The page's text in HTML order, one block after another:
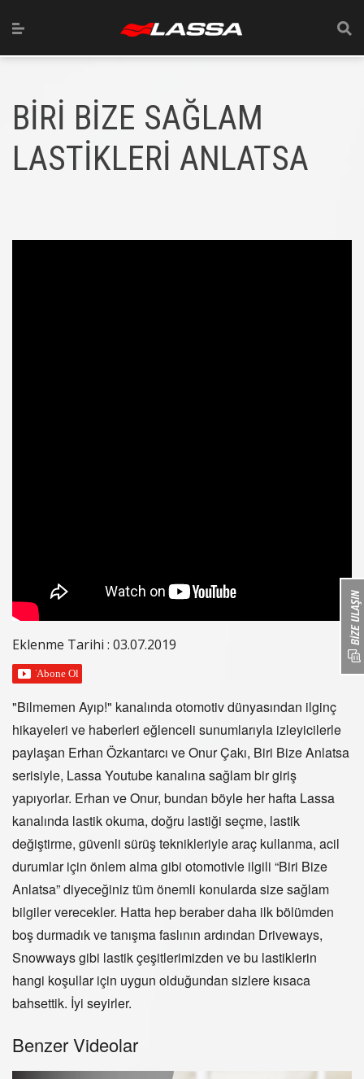
BİRİ BİZE SAĞLAM
LASTİKLERİ ANLATSA
Eklenme Tarihi : 03.07.2019
"Bilmemen Ayıp!" kanalında otomotiv dünyasından ilginç
hikayeleri ve haberleri eğlenceli sunumlarıyla izleyicilerle
paylaşan Erhan Özkantarcı ve Onur Çakı, Biri Bize Anlatsa
serisiyle, Lassa Youtube kanalına sağlam bir giriş
yapıyorlar. Erhan ve Onur, bundan böyle her hafta Lassa
kanalında lastik okuma, doğru lastiği seçme, lastik
değiştirme, güvenli sürüş teknikleriyle araç kullanma, acil
durumlar için önlem alma gibi otomotivle ilgili “Biri Bize
Anlatsa” diyeceğiniz tüm önemli konularda size sağlam
bilgiler verecekler. Hatta hep beraber daha ilk bölümden
boş durmadık ve tanışma faslının ardından Driveways,
Snowways gibi lastik çeşitlerimizden ve bu lastiklerin
hangi koşullar için uygun olduğundan sizlere kısaca
bahsettik. İyi seyirler.
Benzer Videolar